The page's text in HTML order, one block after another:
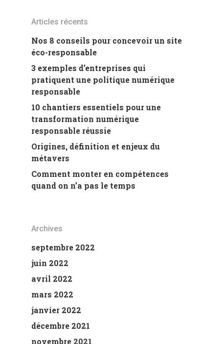
Articles récents
Nos 8 conseils pour concevoir un site
éco-responsable
3 exemples d’entreprises qui
pratiquent une politique numérique
responsable
10 chantiers essentiels pour une
transformation numérique
responsable réussie
Origines, définition et enjeux du
métavers
Comment monter en compétences
quand on n’a pas le temps
Archives
septembre 2022
juin 2022
avril 2022
mars 2022
janvier 2022
décembre 2021
novembre 2021